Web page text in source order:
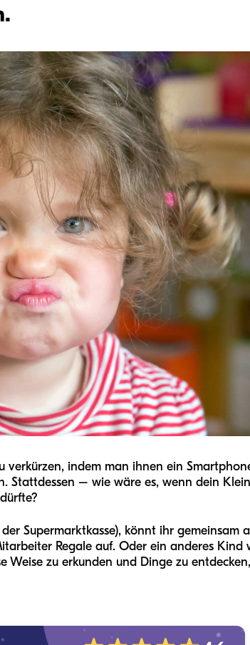
indem man ihnen ein
Stattdessen – wie wäre es, wenn dein
Supermarktkasse), könnt ihr gemeinsam
Regale auf. Oder ein anderes Kind
Weise zu erkunden und Dinge zu